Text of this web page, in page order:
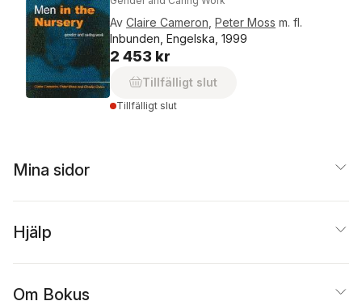
Av Claire Cameron, Peter Moss m. fl.
Inbunden, Engelska, 1999
2 453 kr
Tillfälligt slut
Tillfälligt slut
Mina sidor
Hjälp
Om Bokus